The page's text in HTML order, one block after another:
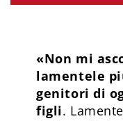
«Non mi
lamentele
genitori di
figli.